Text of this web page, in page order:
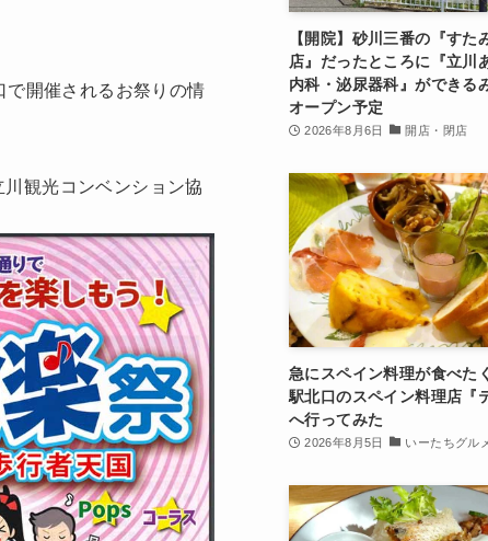
開催されるお祭りの情
観光コンベンション協
【開院】砂川三番の『すた
店』だったところに『立川
内科・泌尿器科』ができる
オープン予定
2026年8月6日 開店・閉店
急にスペイン料理が食べた
駅北口のスペイン料理店『
へ行ってみた
2026年8月5日 いーたちグル